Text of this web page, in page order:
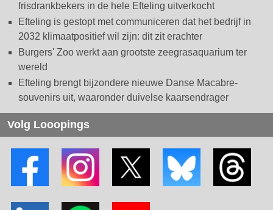
frisdrankbekers in de hele Efteling uitverkocht
Efteling is gestopt met communiceren dat het bedrijf in
2032 klimaatpositief wil zijn: dit zit erachter
Burgers' Zoo werkt aan grootste zeegrasaquarium ter
wereld
Efteling brengt bijzondere nieuwe Danse Macabre-
souvenirs uit, waaronder duivelse kaarsendrager
Volg Looopings